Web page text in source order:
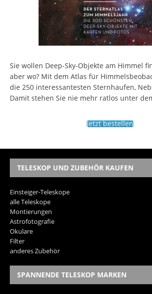
Sie wollen Deep-Sky-Objekte am Himmel
aber wo? Mit dem Atlas für
die 250 interessantesten Sternhaufen,
Damit stehen Sie nie mehr ratlos unter
Jetzt bestellen
TELESKOP UND ZUBEHÖR KAUFEN
Einsteiger-Teleskope
alle Teleskope
Montierungen
Astrofotografie
Okulare
Filter
anderes Zubehör
SPANNENDE TELESKOP MARKEN